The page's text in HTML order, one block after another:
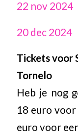
22 nov 2024
20 dec 2024
Tickets voor
Tornelo
Heb je nog
18 euro
euro voor